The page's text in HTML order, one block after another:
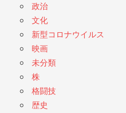
政治
文化
新型コロナウイルス
映画
未分類
株
格闘技
歴史